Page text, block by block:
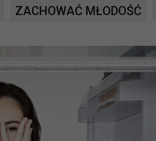
ZACHOWAĆ MŁODOŚĆ